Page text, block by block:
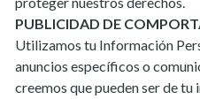
PUBLICIDAD DE
Utilizamos tu Información
anuncios específicos o
creemos que pueden ser de tu